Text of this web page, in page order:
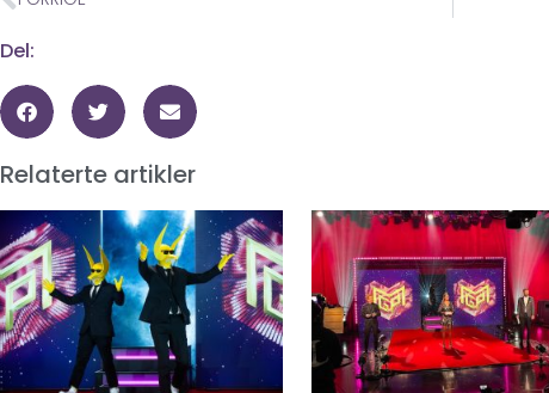
Del:
Relaterte artikler